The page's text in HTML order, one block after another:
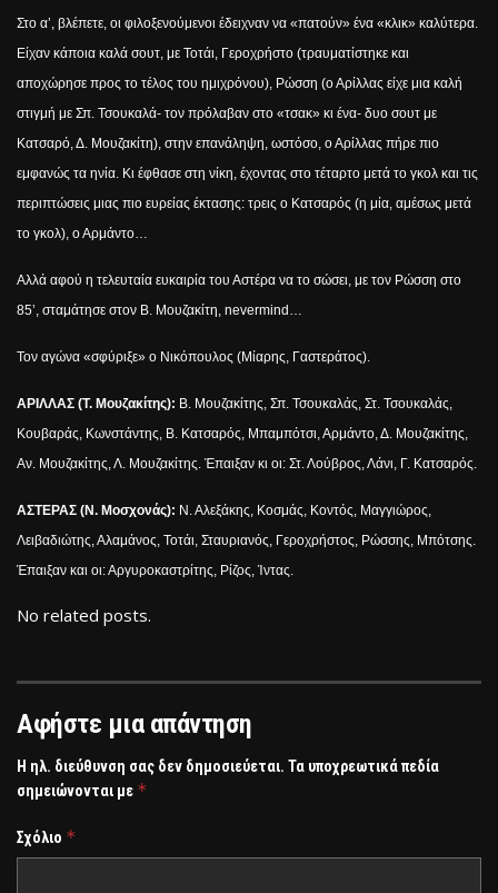
Στο α’, βλέπετε, οι φιλοξενούμενοι έδειχναν να «πατούν» ένα «κλικ» καλύτερα.
Είχαν κάποια καλά σουτ, με Τοτάι, Γεροχρήστο (τραυματίστηκε και
αποχώρησε προς το τέλος του ημιχρόνου), Ρώσση (ο Αρίλλας είχε μια καλή
στιγμή με Σπ. Τσουκαλά- τον πρόλαβαν στο «τσακ» κι ένα- δυο σουτ με
Κατσαρό, Δ. Μουζακίτη), στην επανάληψη, ωστόσο, ο Αρίλλας πήρε πιο
εμφανώς τα ηνία. Κι έφθασε στη νίκη, έχοντας στο τέταρτο μετά το γκολ και τις
περιπτώσεις μιας πιο ευρείας έκτασης: τρεις ο Κατσαρός (η μία, αμέσως μετά
το γκολ), ο Αρμάντο…
Αλλά αφού η τελευταία ευκαιρία του Αστέρα να το σώσει, με τον Ρώσση στο
85’, σταμάτησε στον Β. Μουζακίτη, nevermind …
Τον αγώνα «σφύριξε» ο Νικόπουλος (Μίαρης, Γαστεράτος).
ΑΡΙΛΛΑΣ (Τ. Μουζακίτης): Β. Μουζακίτης, Σπ. Τσουκαλάς, Στ. Τσουκαλάς,
Κουβαράς, Κωνστάντης, Β. Κατσαρός, Μπαμπότσι, Αρμάντο, Δ. Μουζακίτης,
Αν. Μουζακίτης, Λ. Μουζακίτης. Έπαιξαν κι οι: Στ. Λούβρος, Λάνι, Γ. Κατσαρός.
ΑΣΤΕΡΑΣ (Ν. Μοσχονάς): Ν. Αλεξάκης, Κοσμάς, Κοντός, Μαγγιώρος,
Λειβαδιώτης, Αλαμάνος, Τοτάι, Σταυριανός, Γεροχρήστος, Ρώσσης, Μπότσης.
Έπαιξαν και οι: Αργυροκαστρίτης, Ρίζος, Ίντας.
No related posts.
Αφήστε μια απάντηση
Η ηλ. διεύθυνση σας δεν δημοσιεύεται. Τα υποχρεωτικά πεδία
σημειώνονται με *
Σχόλιο *